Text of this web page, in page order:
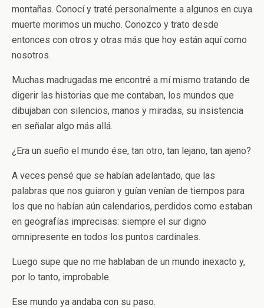
montañas. Conocí y traté personalmente a algunos en cuya
muerte morimos un mucho. Conozco y trato desde
entonces con otros y otras más que hoy están aquí como
nosotros.
Muchas madrugadas me encontré a mí mismo tratando de
digerir las historias que me contaban, los mundos que
dibujaban con silencios, manos y miradas, su insistencia
en señalar algo más allá.
¿Era un sueño el mundo ése, tan otro, tan lejano, tan ajeno?
A veces pensé que se habían adelantado, que las
palabras que nos guiaron y guían venían de tiempos para
los que no habían aún calendarios, perdidos como estaban
en geografías imprecisas: siempre el sur digno
omnipresente en todos los puntos cardinales.
Luego supe que no me hablaban de un mundo inexacto y,
por lo tanto, improbable.
Ese mundo ya andaba con su paso.